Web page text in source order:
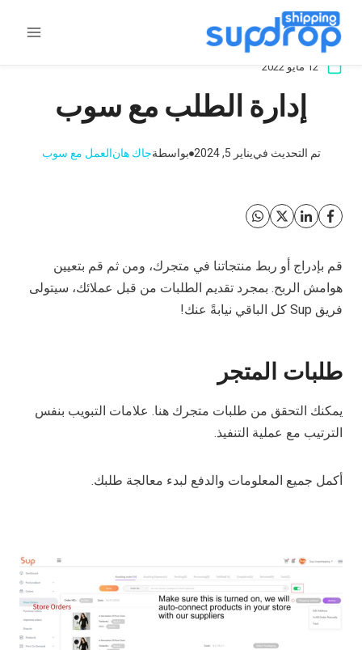
تخطى
المحتوى
12 مايو 2022
إدارة الطلب مع سوب
تم التحديث فييناير 5, 2024 بواسطةجاك هانالعمل مع سوب
قم بإدراج أو ربط منتجاتنا في متجرك، ومن ثم قم بتعيين
هوامش الربح. بمجرد تقديم الطلبات من قبل عملائك، سيتولى
فريق Sup كل الباقي نيابةً عنك!
طلبات المتجر
يمكنك التحقق من طلبات متجرك هنا. علامات التبويب بنفس
الترتيب مع عملية التنفيذ.
أكمل جميع المعلومات والدفع لبدء معالجة طلبك.